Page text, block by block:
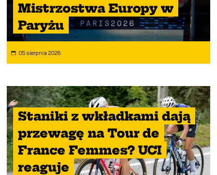
Mistrzostwa Europy w
Paryżu
05 sierpnia 2026
Staniki z wkładkami dają
przewagę na Tour de
France Femmes? UCI
reaguje